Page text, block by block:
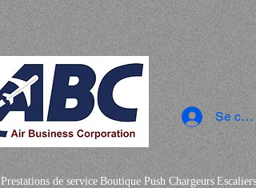
Se
Prestations de service Boutique Push Chargeurs Escaliers